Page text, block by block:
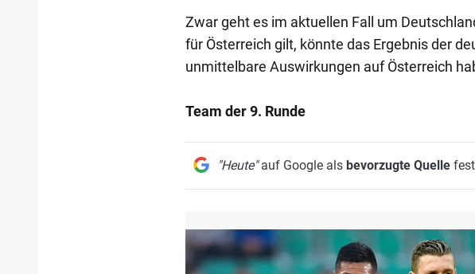
Zwar geht es im aktuellen Fall um
für Österreich gilt, könnte das Ergebnis der
unmittelbare Auswirkungen auf Österreich
Team der 9. Runde
"Heute"auf Google als bevorzugte Quelle
1/12